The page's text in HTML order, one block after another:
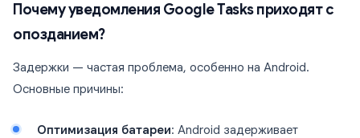
Почему уведомления Google Tasks приходят с
опозданием?
Задержки — частая проблема, особенно на Android.
Основные причины:
Оптимизация батареи: Android задерживает